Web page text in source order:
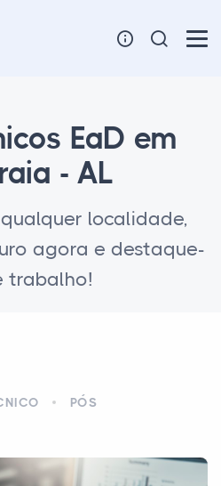
EaD em
- AL
localidade,
agora e destaque-
trabalho!
PÓS